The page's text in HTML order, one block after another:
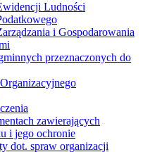
Ludności
i Gospodarowania
przeznaczonych do
zawierających
i jego ochronie
dot. spraw organizacji